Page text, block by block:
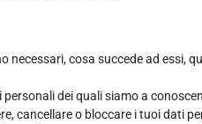
necessari, cosa succede ad essi,
dei quali siamo a
cancellare o bloccare i tuoi dati